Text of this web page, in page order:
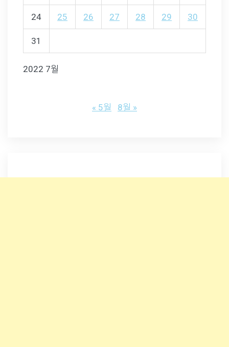
2022 7월
24 25 26 27 28 29 30
31
« 5월 8월 »